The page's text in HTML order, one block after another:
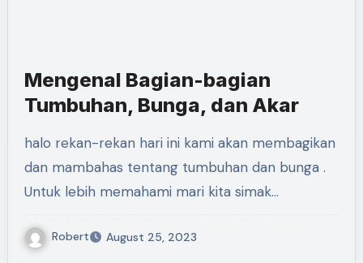
Mengenal Bagian-bagian
Tumbuhan, Bunga, dan Akar
halo rekan-rekan hari ini kami akan membagikan
dan mambahas tentang tumbuhan dan bunga .
Untuk lebih memahami mari kita simak…
Robert August 25, 2023